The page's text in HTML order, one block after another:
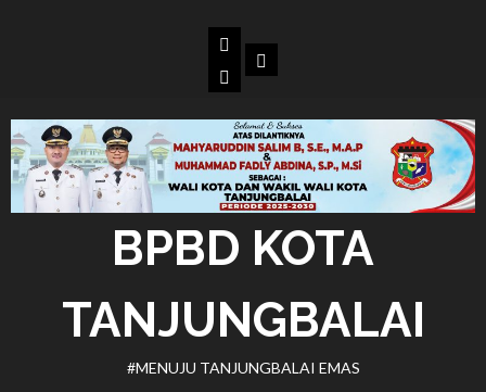
Beranda
BPBD
Tanjungbalai
Dokumen
BPBD KOTA
TANJUNGBALAI
#MENUJU TANJUNGBALAI EMAS